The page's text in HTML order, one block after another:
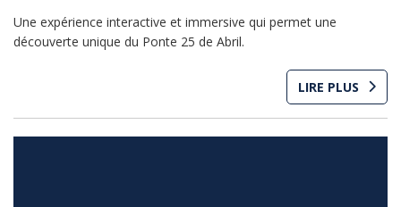
Une expérience interactive et immersive qui permet une
découverte unique du Ponte 25 de Abril.
LIRE PLUS